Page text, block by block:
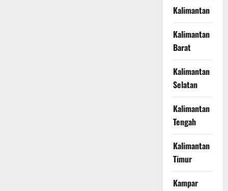
Kalimantan
Kalimantan
Barat
Kalimantan
Selatan
Kalimantan
Tengah
Kalimantan
Timur
Kampar